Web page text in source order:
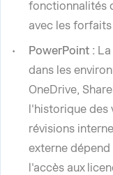
fonctionnalités
avec les
PowerPoint :
dans les
OneDrive,
l'historique des
révisions
externe
l'accès aux